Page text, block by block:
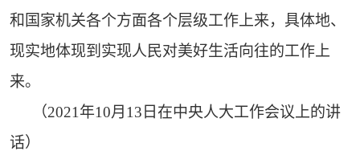
和国家机关各个方面各个层级工作上来，具体地、
现实地体现到实现人民对美好生活向往的工作上
来。
（2021年10月13日在中央人大工作会议上的讲
话）